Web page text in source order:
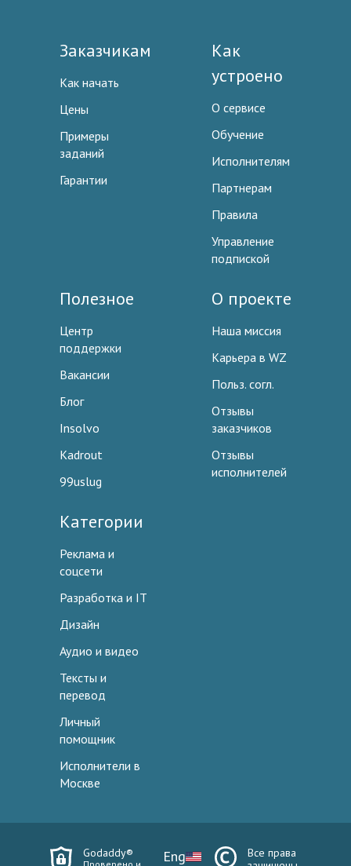
Заказчикам
Как начать
Цены
Примеры
заданий
Гарантии
Как
устроено
О сервисе
Обучение
Исполнителям
Партнерам
Правила
Управление
подпиской
Полезное
Центр
поддержки
Вакансии
Блог
Insolvo
Kadrout
99uslug
О проекте
Наша миссия
Карьера в WZ
Польз. согл.
Отзывы
заказчиков
Отзывы
исполнителей
Категории
Реклама и
соцсети
Разработка и IT
Дизайн
Аудио и видео
Тексты и
перевод
Личный
помощник
Исполнители в
Москве
Godaddy® Eng
Все права